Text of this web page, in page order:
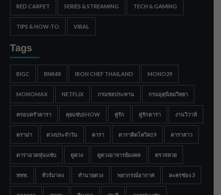
RED CARPET SERIES & STREAMING TECH & GAMING
TIPS & HOW-TO VIRAL
Tags
BIGC BNK48 IRON CHEF THAILAND MONO29
MONOMAX NETFLIX กรมชลประทาน กรมอุตุนิยมวิทยา
ครอบครัวดารา คุยแซ่บSHOW คู่รัก คู่รักดารา งานวิวาห์
ดราม่า ดวงประจำวัน ดารา ดาราติดโควิด19 ดาราสาว
ดาราอวดหุ่นแซ่บ ดูดวง ดูดวงอาจารย์มงคล ตรวจหวย
ททท. ทัวร์มาลง ทำนายดวง พยากรณ์อากาศ ละครช่อง 3